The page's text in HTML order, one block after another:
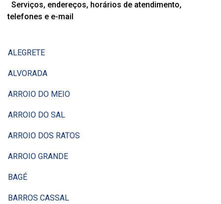
Serviços, endereços, horários de atendimento,
telefones e e-mail
ALEGRETE
ALVORADA
ARROIO DO MEIO
ARROIO DO SAL
ARROIO DOS RATOS
ARROIO GRANDE
BAGÉ
BARROS CASSAL